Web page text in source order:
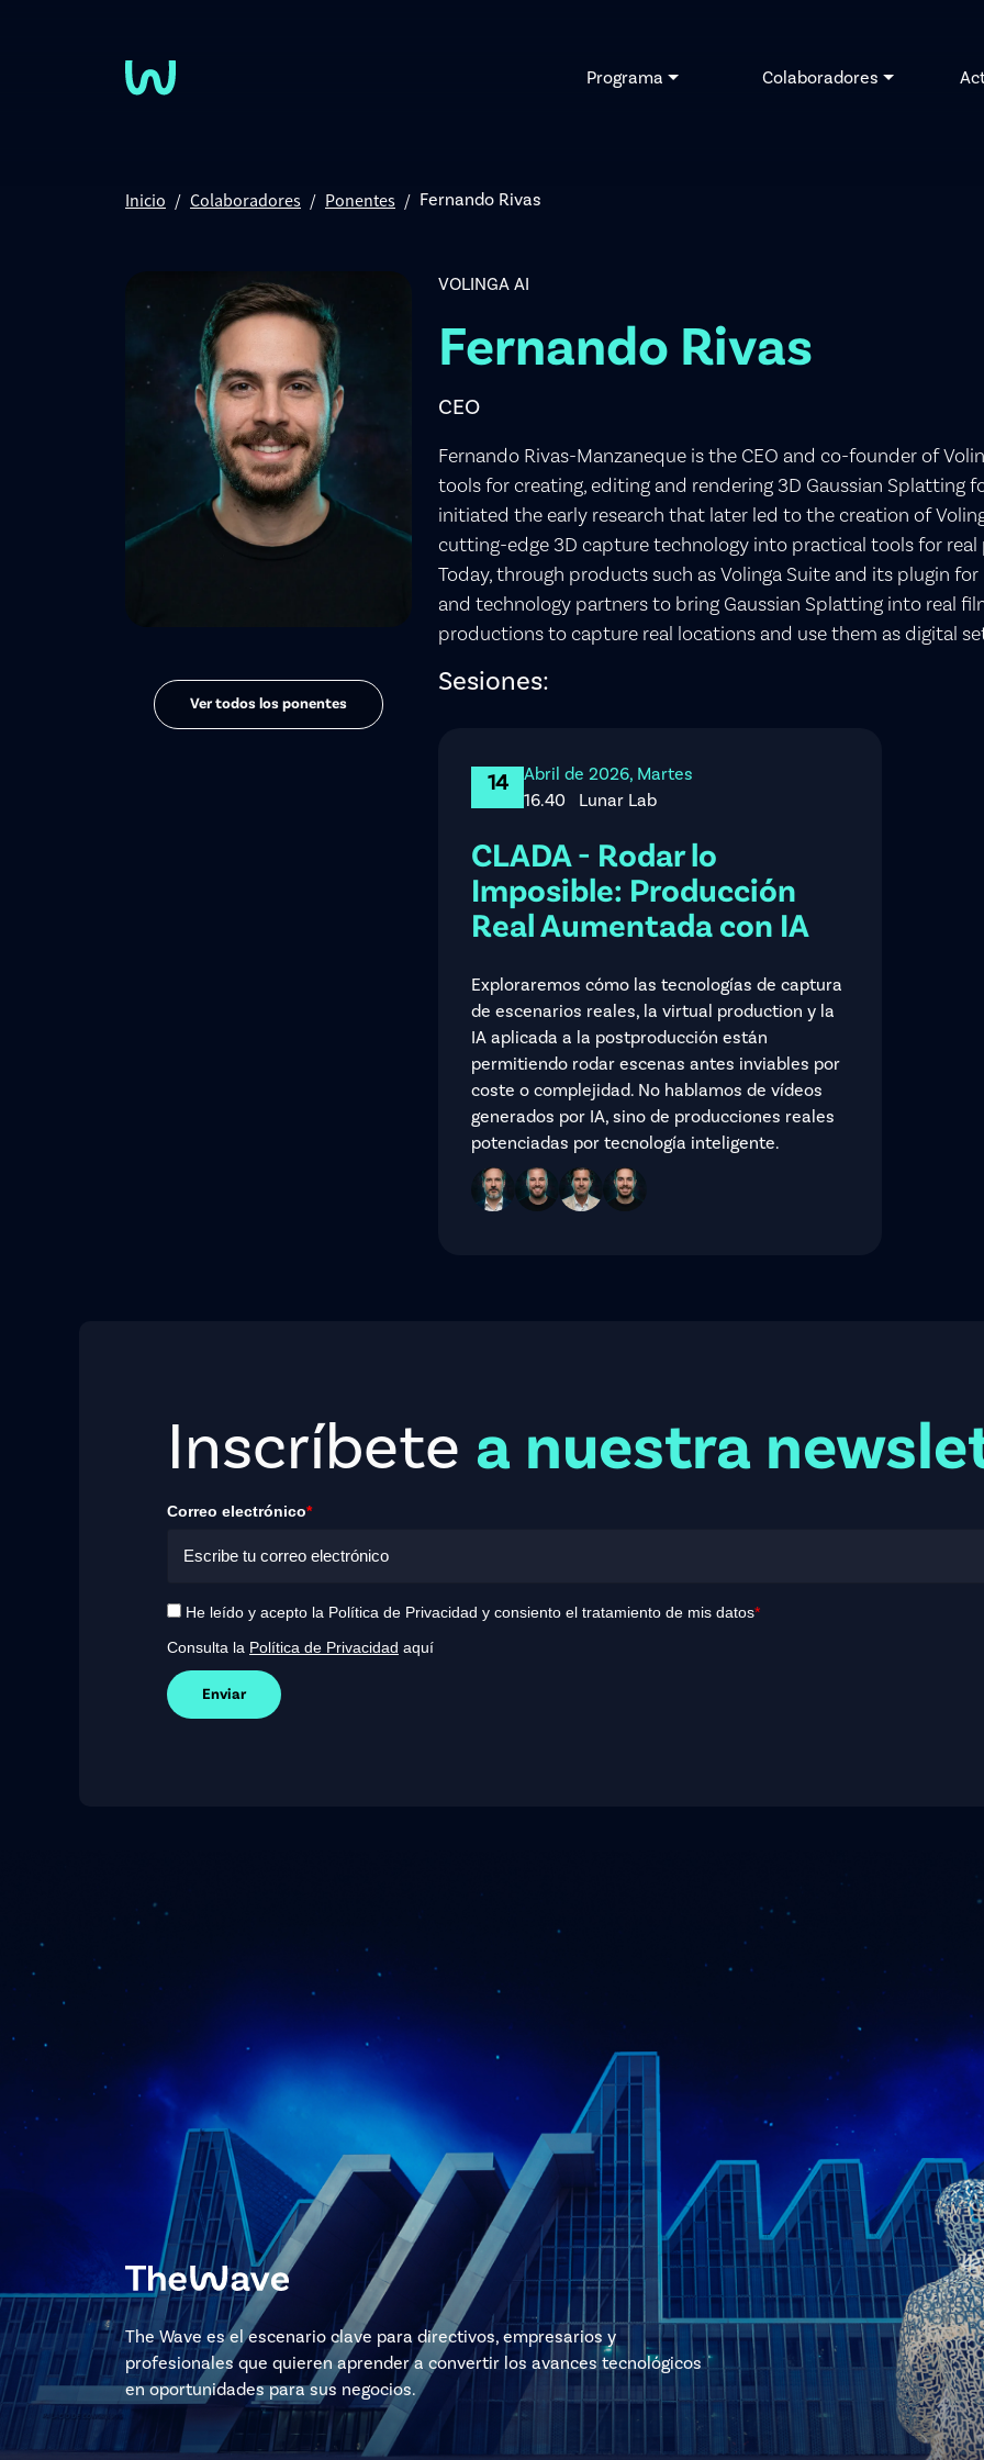
Programa Colaboradores
Inicio Colaboradores Ponentes Fernando Rivas
Ver todos los ponentes
VOLINGA AI
Fernando Rivas
CEO
Fernando Rivas-Manzaneque is the CEO and co-founder of
tools for creating, editing and rendering 3D Gaussian Splatting
initiated the early research that later led to the creation of
cutting-edge 3D capture technology into practical tools for
Today, through products such as Volinga Suite and its plugin
and technology partners to bring Gaussian Splatting into real
productions to capture real locations and use them as digital
Sesiones:
14
Abril de 2026, Martes
16.40
Lunar Lab
CLADA - Rodar lo
Imposible: Producción
Real Aumentada con IA
Exploraremos cómo las tecnologías de captura
de escenarios reales, la virtual production y la
IA aplicada a la postproducción están
permitiendo rodar escenas antes inviables por
coste o complejidad. No hablamos de vídeos
generados por IA, sino de producciones reales
potenciadas por tecnología inteligente.
Inscríbete a nuestra
Correo electrónico*
He leído y acepto la Política de Privacidad y consiento el tratamiento de mis datos*
Consulta la Política de Privacidad aquí
Enviar
The Wave es el escenario clave para directivos, empresarios y
profesionales que quieren aprender a convertir los avances tecnológicos
en oportunidades para sus negocios.